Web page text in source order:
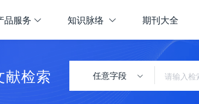
品服务 知识脉络 期刊大全
献检索 任意字段